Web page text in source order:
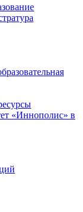
«Иннополис» в